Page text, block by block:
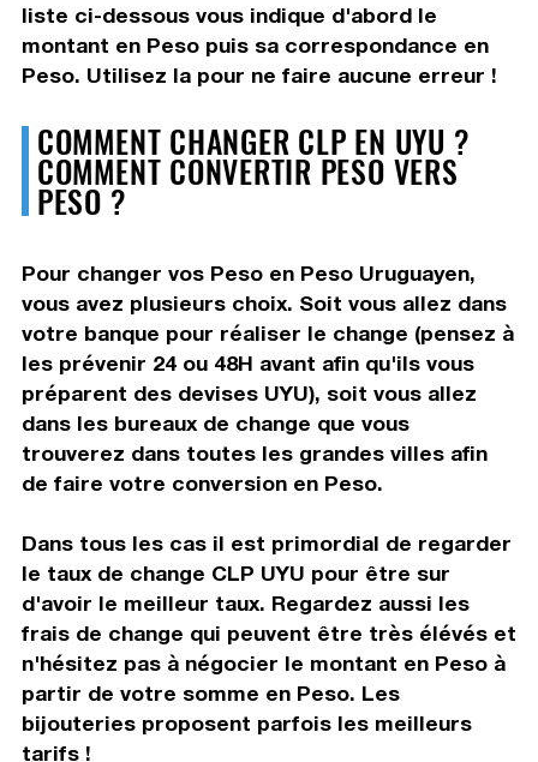
liste ci-dessous vous indique d'abord le
montant en Peso puis sa correspondance en
Peso. Utilisez la pour ne faire aucune erreur !
COMMENT CHANGER CLP EN UYU ?
COMMENT CONVERTIR PESO VERS
PESO ?
Pour changer vos Peso en Peso Uruguayen,
vous avez plusieurs choix. Soit vous allez dans
votre banque pour réaliser le change (pensez à
les prévenir 24 ou 48H avant afin qu'ils vous
préparent des devises UYU), soit vous allez
dans les bureaux de change que vous
trouverez dans toutes les grandes villes afin
de faire votre conversion en Peso.
Dans tous les cas il est primordial de regarder
le taux de change CLP UYU pour être sur
d'avoir le meilleur taux. Regardez aussi les
frais de change qui peuvent être très élévés et
n'hésitez pas à négocier le montant en Peso à
partir de votre somme en Peso. Les
bijouteries proposent parfois les meilleurs
tarifs !